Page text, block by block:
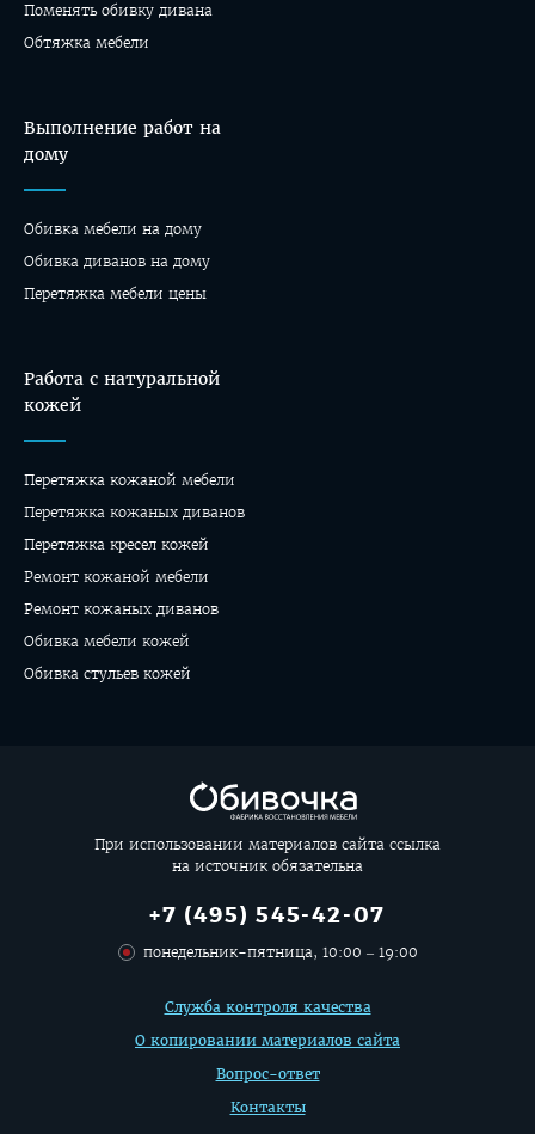
Поменять обивку дивана
Обтяжка мебели
Выполнение работ на
дому
Обивка мебели на дому
Oбивка диванов на дому
Перетяжка мебели цены
Работа с натуральной
кожей
Перетяжка кожаной мебели
Перетяжка кожаных диванов
Перетяжка кресел кожей
Ремонт кожаной мебели
Ремонт кожаных диванов
Обивка мебели кожей
Обивка стульев кожей
Дополнительная
информация
Служба контроля качества
О копировании материалов сайта
Вопрос-ответ
Контакты
При использовании материалов сайта ссылка
на источник обязательна
+7 (495) 545-42-07
понедельник-пятница, 10:00 – 19:00